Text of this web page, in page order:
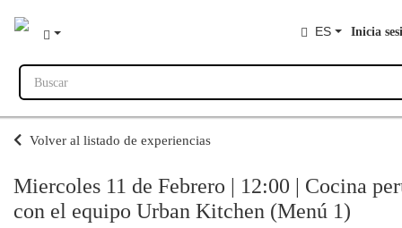
ES Inicia
Buscar
Volver al listado de experiencias
Miercoles 11 de Febrero | 12:00 | Cocina
con el equipo Urban Kitchen (Menú 1)